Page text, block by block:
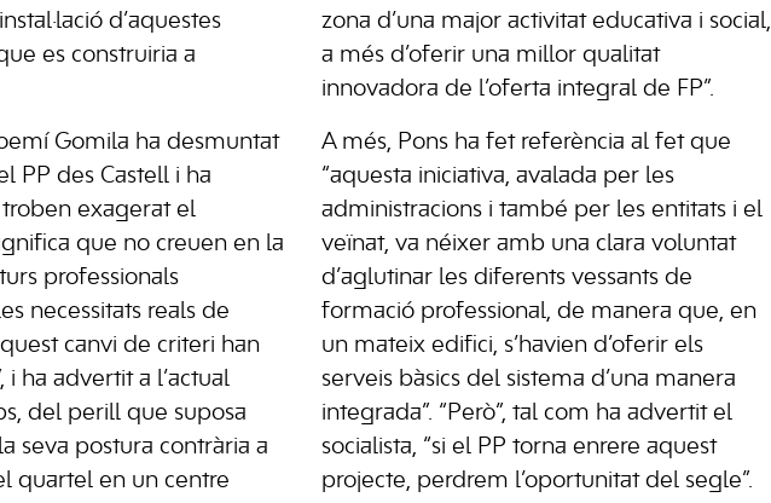
d’aquestes
es construiria a
Gomila ha desmuntat
PP des Castell i ha
exagerat el
que no creuen en la
professionals
necessitats reals de
canvi de criteri han
i ha advertit a l’actual
del perill que suposa
seva postura contrària a
quartel en un centre
zona d’una major activitat educativa i social,
a més d’oferir una millor qualitat
innovadora de l’oferta integral de FP”.
A més, Pons ha fet referència al fet que
“aquesta iniciativa, avalada per les
administracions i també per les entitats i el
veïnat, va néixer amb una clara voluntat
d’aglutinar les diferents vessants de
formació professional, de manera que, en
un mateix edifici, s’havien d’oferir els
serveis bàsics del sistema d’una manera
integrada”. “Però”, tal com ha advertit el
socialista, “si el PP torna enrere aquest
projecte, perdrem l’oportunitat del segle”.